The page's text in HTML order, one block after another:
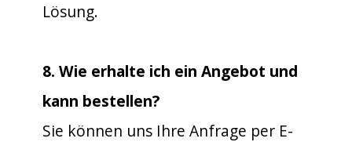
Lösung.
8. Wie erhalte ich ein Angebot und
kann bestellen?
Sie können uns Ihre Anfrage per E-